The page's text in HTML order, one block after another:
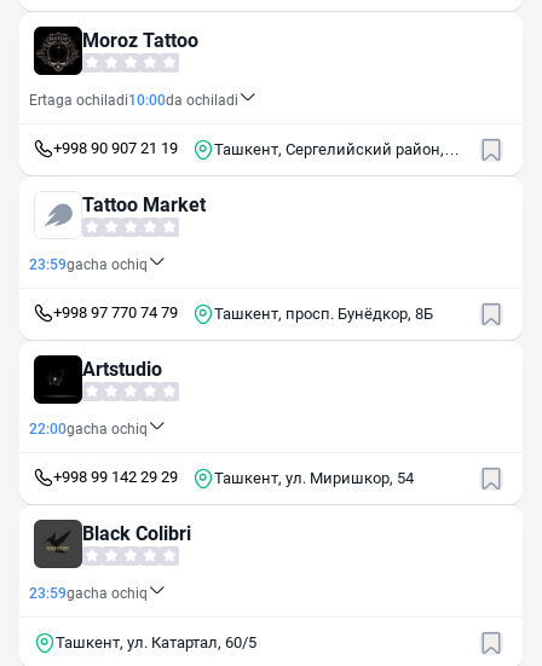
Moroz Tattoo
Ertaga ochiladi10:00da ochiladi
+998 90 907 21 19
Ташкент, Сергелийский район,
Tattoo Market
23:59gacha ochiq
+998 97 770 74 79 Ташкент, просп. Бунёдкор, 8Б
Artstudio
22:00gacha ochiq
+998 99 142 29 29 Ташкент, ул. Миришкор, 54
Black Colibri
23:59gacha ochiq
Ташкент, ул. Катартал, 60/5